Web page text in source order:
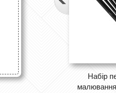
Набір
малювання